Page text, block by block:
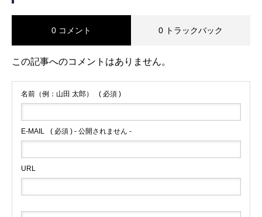
0 コメント 0 トラックバック
この記事へのコメントはありません。
名前（例：山田 太郎） ( 必須 )
E-MAIL ( 必須 ) - 公開されません -
URL